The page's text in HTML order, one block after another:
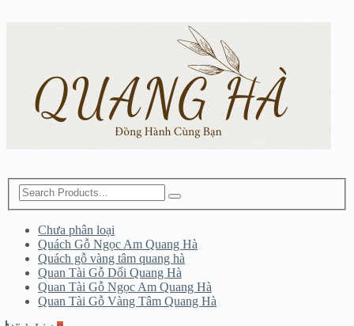
Chưa phân loại
Quách Gỗ Ngọc Am Quang Hà
Quách gỗ vàng tâm quang hà
Quan Tài Gỗ Dổi Quang Hà
Quan Tài Gỗ Ngọc Am Quang Hà
Quan Tài Gỗ Vàng Tâm Quang Hà